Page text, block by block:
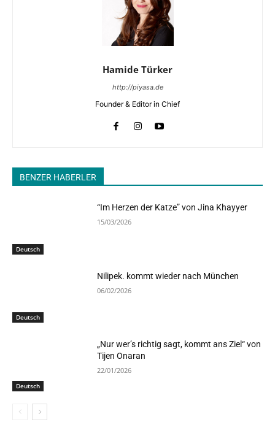
Hamide Türker
http://piyasa.de
Founder & Editor in Chief
BENZER HABERLER
Deutsch
“Im Herzen der Katze” von Jina Khayyer
15/03/2026
Deutsch
Nilipek. kommt wieder nach München
06/02/2026
Deutsch
„Nur wer’s richtig sagt, kommt ans Ziel“ von
Tijen Onaran
22/01/2026